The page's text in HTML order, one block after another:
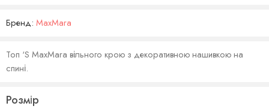
Бренд: MaxMara
Топ ‘S MaxMara вільного крою з декоративною нашивкою на
спині.
Розмір